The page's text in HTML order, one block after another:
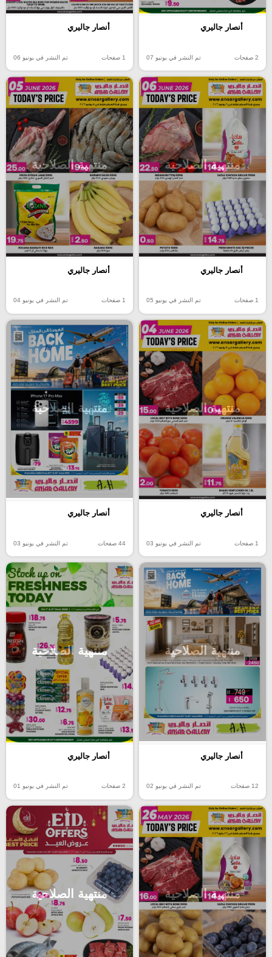
أنصار جاليري
2 صفحات تم النشر في يونيو 07
أنصار جاليري
1 صفحات تم النشر في يونيو 06
منتهية الصلاحية
أنصار جاليري
1 صفحات تم النشر في يونيو 05
منتهية الصلاحية
أنصار جاليري
1 صفحات تم النشر في يونيو 04
منتهية الصلاحية
أنصار جاليري
1 صفحات تم النشر في يونيو 03
منتهية الصلاحية
أنصار جاليري
44 صفحات تم النشر في يونيو 03
منتهية الصلاحية
أنصار جاليري
12 صفحات تم النشر في يونيو 02
منتهية الصلاحية
أنصار جاليري
2 صفحات تم النشر في يونيو 01
منتهية الصلاحية منتهية الصلاحية